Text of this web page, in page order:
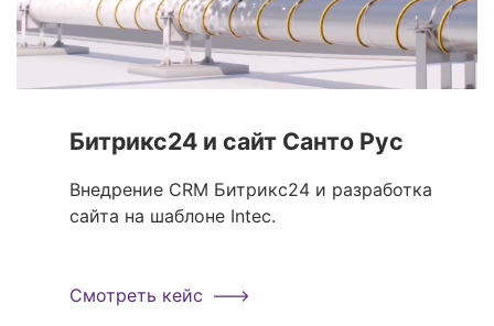
Битрикс24 и сайт Санто Рус
Внедрение CRM Битрикс24 и разработка
сайта на шаблоне Intec.
Смотреть кейс